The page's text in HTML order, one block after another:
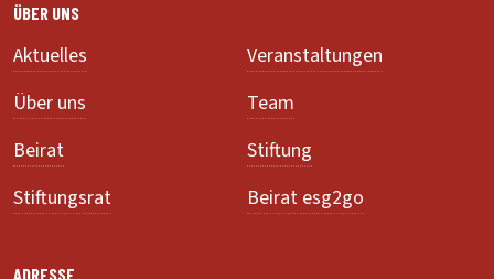
ÜBER UNS
Aktuelles
Veranstaltungen
Über uns
Team
Beirat
Stiftung
Stiftungsrat
Beirat esg2go
ADRESSE